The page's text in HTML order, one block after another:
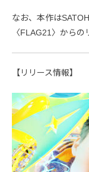
なお、本作は
〈FLAG21〉からの
【リリース情報】